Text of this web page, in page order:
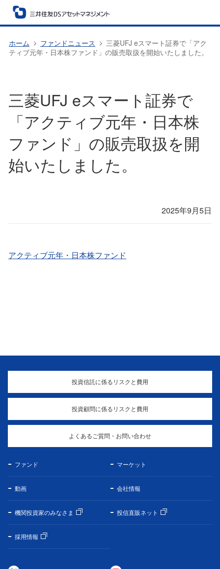
ホーム ファンドニュース
三菱UFJ eスマート証券で「アク
ティブ元年・日本株ファンド」の販売取扱を開始いたしました。
三菱UFJ eスマート証券で
「アクティブ元年・日本株
ファンド」の販売取扱を開
始いたしました。
2025年9月5日
アクティブ元年・日本株ファンド
投資信託に係るリスクと費用
投資顧問に係るリスクと費用
よくあるご質問・お問い合わせ
ファンド マーケット
動画 会社情報
機関投資家のみなさま 投信直販ネット
採用情報